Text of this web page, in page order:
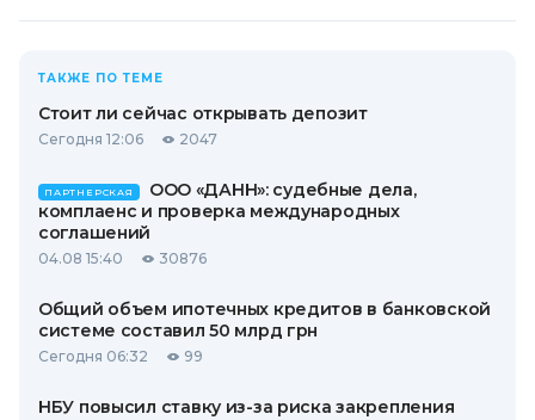
ТАКЖЕ ПО ТЕМЕ
Стоит ли сейчас открывать депозит
Сегодня 12:06 2047
ПАРТНЕРСКАЯ
ООО «ДАНН»: судебные дела,
комплаенс и проверка международных
соглашений
04.08 15:40 30876
Общий объем ипотечных кредитов в банковской
системе составил 50 млрд грн
Сегодня 06:32 99
НБУ повысил ставку из-за риска закрепления